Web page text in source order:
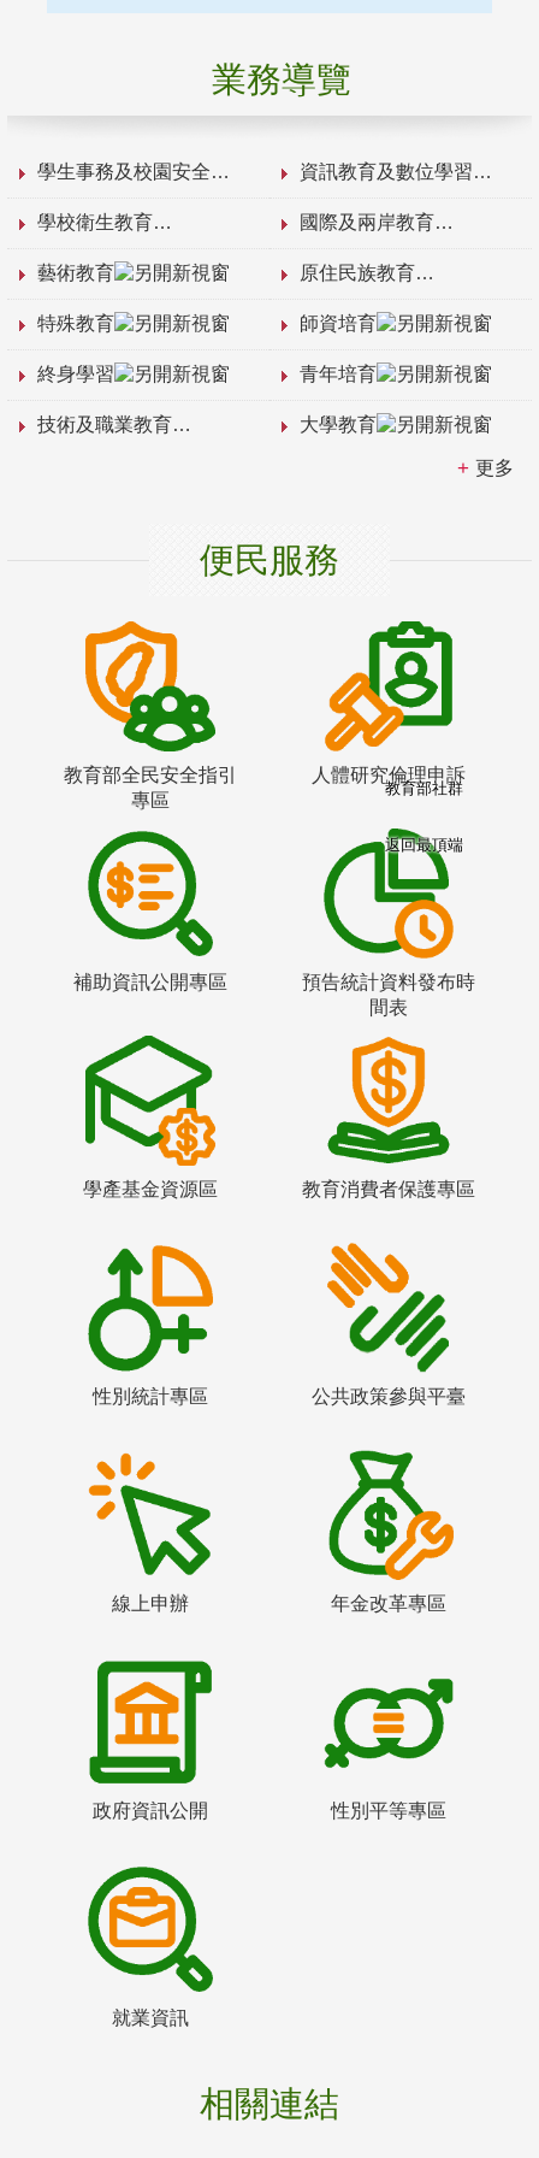
業務導覽
學生事務及校園安全 資訊教育及數位學習
學校衛生教育 國際及兩岸教育
藝術教育 原住民族教育
特殊教育 師資培育
終身學習 青年培育
技術及職業教育 大學教育
更多
便民服務
教育部全民安全指引
專區
人體研究倫理申訴
補助資訊公開專區
預告統計資料發布時
間表
學產基金資源區 教育消費者保護專區
性別統計專區 公共政策參與平臺
線上申辦 年金改革專區
政府資訊公開 性別平等專區
就業資訊
相關連結
教育部社群
返回最頂端